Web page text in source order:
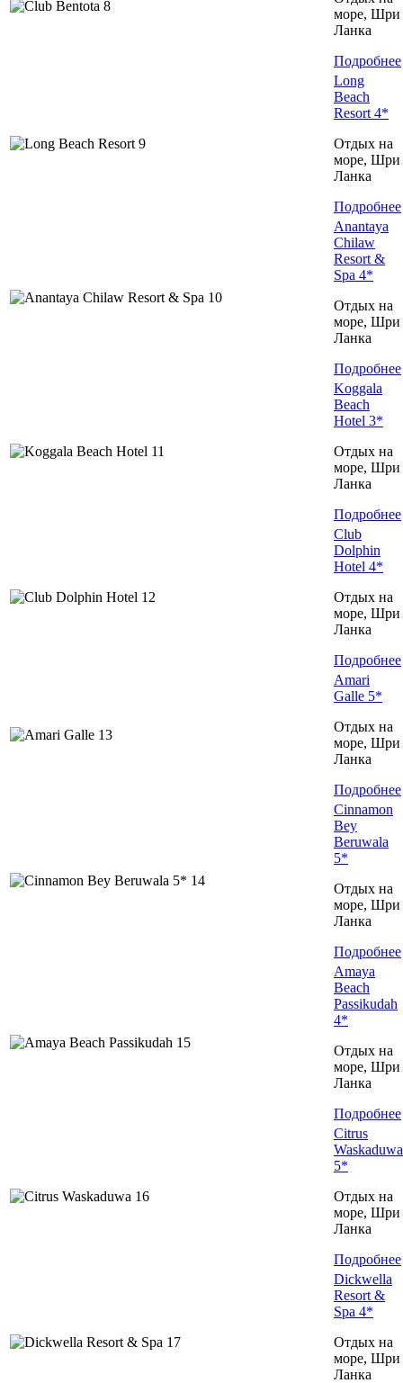
море, Шри
Ланка
Подробнее
Long
Beach
Resort 4*
Отдых на
море, Шри
Ланка
Подробнее
Anantaya
Chilaw
Resort &
Spa 4*
Отдых на
море, Шри
Ланка
Подробнее
Koggala
Beach
Hotel 3*
Отдых на
море, Шри
Ланка
Подробнее
Club
Dolphin
Hotel 4*
Отдых на
море, Шри
Ланка
Подробнее
Amari
Galle 5*
Отдых на
море, Шри
Ланка
Подробнее
Cinnamon
Bey
Beruwala
5*
Отдых на
море, Шри
Ланка
Подробнее
Amaya
Beach
Passikudah
4*
Отдых на
море, Шри
Ланка
Подробнее
Citrus
Waskaduwa
5*
Отдых на
море, Шри
Ланка
Подробнее
Dickwella
Resort &
Spa 4*
Отдых на
море, Шри
Ланка